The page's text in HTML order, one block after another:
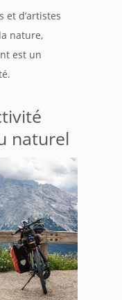
et d’artistes
nature,
est un
naturel